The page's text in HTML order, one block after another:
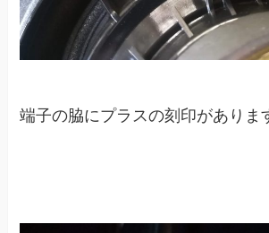
端子の脇にプラスの刻印がありま